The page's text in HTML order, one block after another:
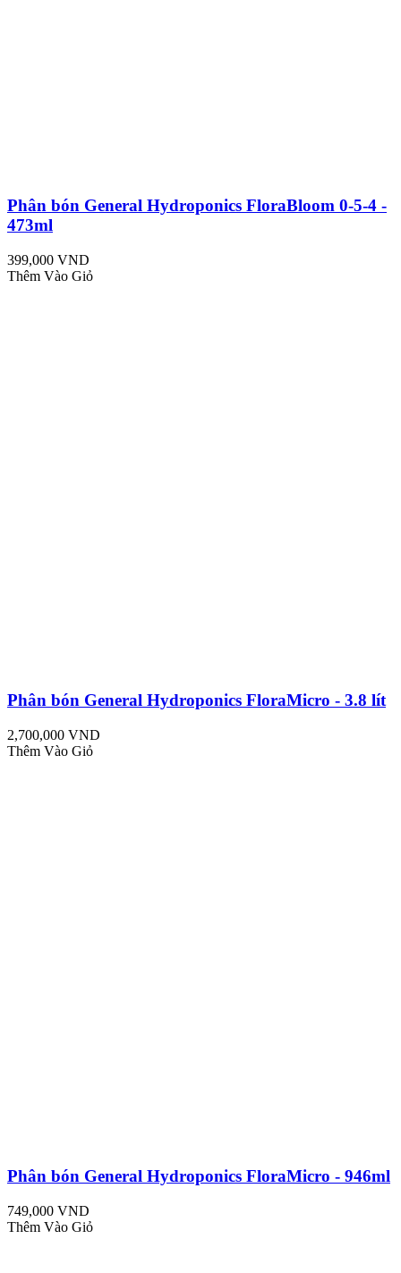
Phân bón General Hydroponics FloraBloom 0-5-4 -
473ml
399,000 VND
Thêm Vào Giỏ
Phân bón General Hydroponics FloraMicro - 3.8 lít
2,700,000 VND
Thêm Vào Giỏ
Phân bón General Hydroponics FloraMicro - 946ml
749,000 VND
Thêm Vào Giỏ